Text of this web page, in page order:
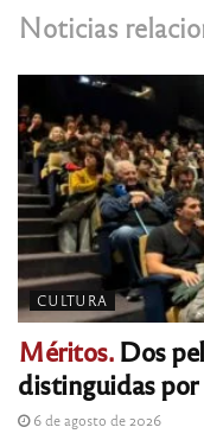
Noticias
CULTURA
Méritos.Dos
distinguidas
6 de agosto de 2026